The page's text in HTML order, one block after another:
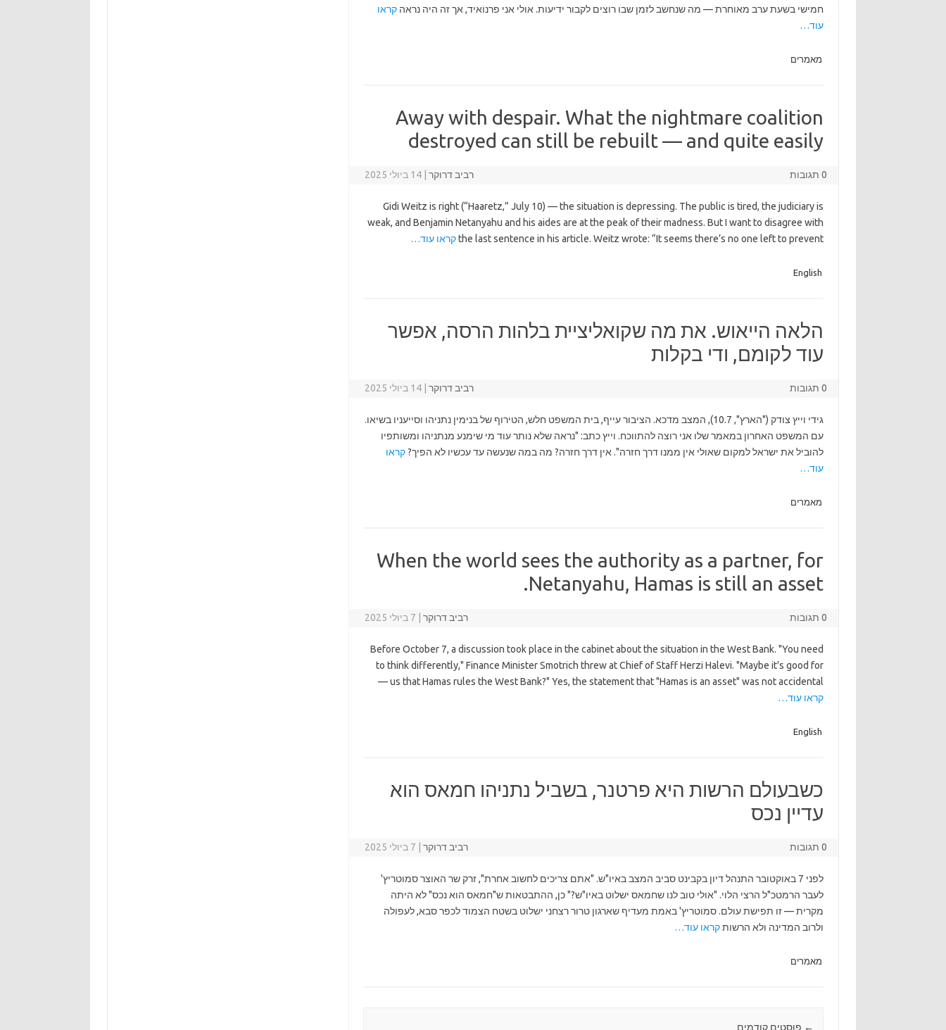
חמישי בשעת ערב מאוחרת — מה שנחשב לזמן שבו רוצים לקבור ידיעות. אולי אני פרנואיד, אך זה היה נראה קראו
עוד…
מאמרים
Away with despair. What the nightmare coalition
destroyed can still be rebuilt — and quite easily
רביב דרוקר 14 ביולי 2025 0 תגובות
Gidi Weitz is right (“Haaretz,” July 10) — the situation is depressing. The public is tired, the judiciary is
weak, and Benjamin Netanyahu and his aides are at the peak of their madness. But I want to disagree with
the last sentence in his article. Weitz wrote: “It seems there’s no one left to prevent קראו עוד…
English
הלאה הייאוש. את מה שקואליציית בלהות הרסה, אפשר
עוד לקומם, ודי בקלות
רביב דרוקר 14 ביולי 2025 0 תגובות
גידי וייץ צודק ("הארץ", 10.7), המצב מדכא. הציבור עייף, בית המשפט חלש, הטירוף של בנימין נתניהו וסייעניו בשיאו.
עם המשפט האחרון במאמר שלו אני רוצה להתווכח. וייץ כתב: "נראה שלא נותר עוד מי שימנע מנתניהו ומשותפיו
להוביל את ישראל למקום שאולי אין ממנו דרך חזרה". אין דרך חזרה? מה במה שנעשה עד עכשיו לא הפיך?קראו
עוד…
מאמרים
When the world sees the authority as a partner, for
Netanyahu, Hamas is still an asset.
רביב דרוקר 7 ביולי 2025 0 תגובות
Before October 7, a discussion took place in the cabinet about the situation in the West Bank. "You need
to think differently," Finance Minister Smotrich threw at Chief of Staff Herzi Halevi. "Maybe it's good for
us that Hamas rules the West Bank?" Yes, the statement that "Hamas is an asset" was not accidental —
קראו עוד…
English
כשבעולם הרשות היא פרטנר, בשביל נתניהו חמאס הוא
עדיין נכס
רביב דרוקר 7 ביולי 2025 0 תגובות
לפני 7 באוקטובר התנהל דיון בקבינט סביב המצב באיו"ש. "אתם צריכים לחשוב אחרת", זרק שר האוצר סמוטריץ'
לעבר הרמטכ"ל הרצי הלוי. "אולי טוב לנו שחמאס ישלוט באיו"ש?" כן, ההתבטאות ש"חמאס הוא נכס" לא היתה
מקרית — זו תפישת עולם. סמוטריץ' באמת מעדיף שארגון טרור רצחני ישלוט בשטח הצמוד לכפר סבא, לעפולה
ולרוב המדינה ולא הרשותקראו עוד…
מאמרים
Post navigation
← פוסטים קודמים